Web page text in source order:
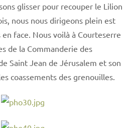
glisser pour recouper le Lilion
nous nous dirigeons plein est
face. Nous voilà à Courteserre
de la Commanderie des
Saint Jean de Jérusalem et son
coassements des grenouilles.